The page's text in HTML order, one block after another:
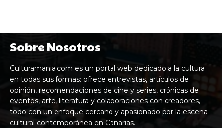
Sobre Nosotros
Culturamania.com es un portal web dedicado a la cultura
en todas sus formas: ofrece entrevistas, artículos de
opinión, recomendaciones de cine y series, crónicas de
eventos, arte, literatura y colaboraciones con creadores,
todo con un enfoque cercano y apasionado por la escena
cultural contemporánea en Canarias.